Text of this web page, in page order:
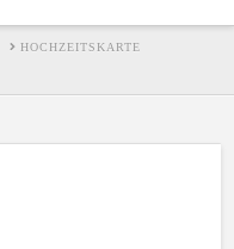
HOCHZEITSKARTE